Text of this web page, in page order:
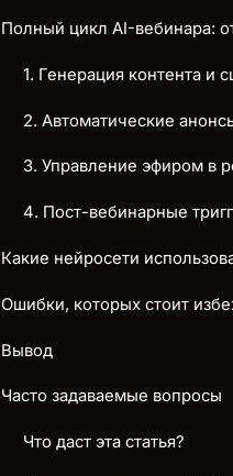
Полный цикл AI-вебинара:
1. Генерация контента и
2. Автоматические
3. Управление эфиром в
4. Пост-вебинарные
Какие нейросети
Ошибки, которых стоит
Вывод
Часто задаваемые вопросы
Что даст эта статья?